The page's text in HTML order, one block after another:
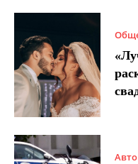
Авто